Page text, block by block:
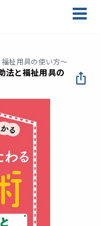
祉用具の使い方～
法と福祉用具の